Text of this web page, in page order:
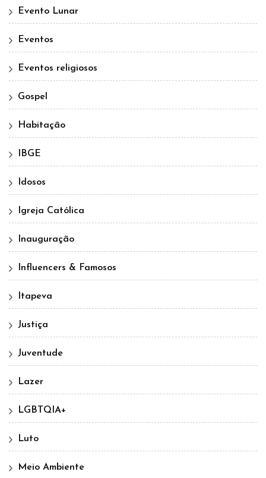
Evento Lunar
Eventos
Eventos religiosos
Gospel
Habitação
IBGE
Idosos
Igreja Católica
Inauguração
Influencers & Famosos
Itapeva
Justiça
Juventude
Lazer
LGBTQIA+
Luto
Meio Ambiente